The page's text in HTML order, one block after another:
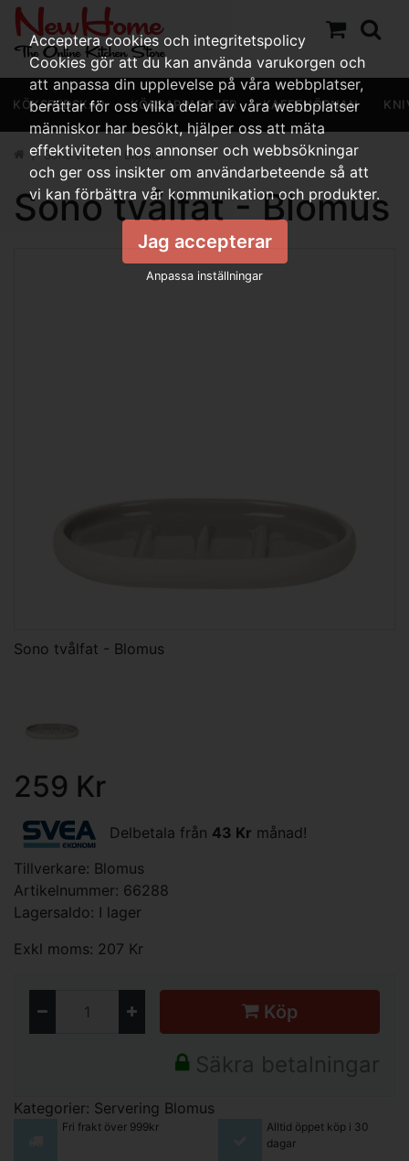
KÖKSREDSKAP KÖKSAPPARATER KAFFEHÖRNAN
Sono tvålfat - Blomus
Sono tvålfat - Blomus
Sono tvålfat - Blomus
259 Kr
Delbetala från 43 Kr månad!
Tillverkare: Blomus
Artikelnummer: 66288
Lagersaldo: I lager
Exkl moms: 207 Kr
Köp
Säkra betalningar
Kategorier: Servering Blomus
Fri frakt över 999kr
Alltid öppet köp i 30
dagar
Acceptera cookies och integritetspolicy
Cookies gör att du kan använda varukorgen och
att anpassa din upplevelse på våra webbplatser,
berättar för oss vilka delar av våra webbplatser
människor har besökt, hjälper oss att mäta
effektiviteten hos annonser och webbsökningar
och ger oss insikter om användarbeteende så att
vi kan förbättra vår kommunikation och produkter.
Jag accepterar
Anpassa inställningar